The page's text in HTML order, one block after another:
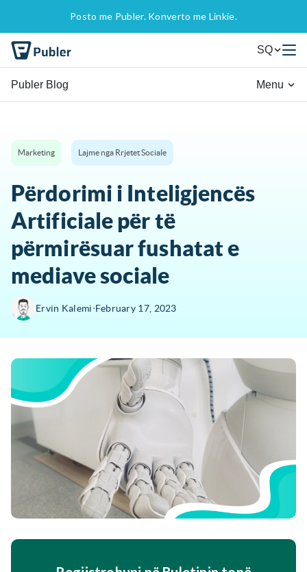
Posto me Publer. Konverto me Linkie.
SQ
Publer Blog Menu
Marketing Lajme nga Rrjetet Sociale
Përdorimi i Inteligjencës
Artificiale për të
përmirësuar fushatat e
mediave sociale
Ervin Kalemi∙February 17, 2023